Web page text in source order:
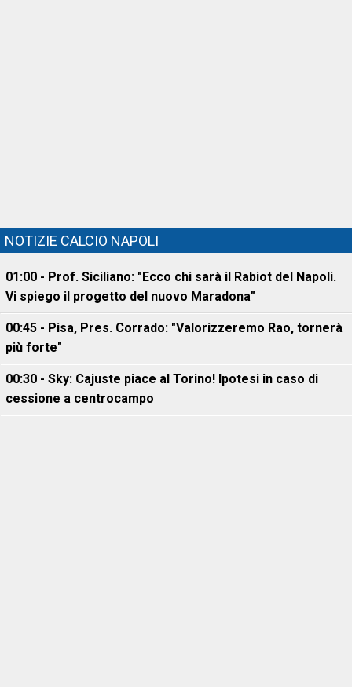
NOTIZIE CALCIO NAPOLI
01:00 - Prof. Siciliano: "Ecco chi sarà il Rabiot del Napoli.
Vi spiego il progetto del nuovo Maradona"
00:45 - Pisa, Pres. Corrado: "Valorizzeremo Rao, tornerà
più forte"
00:30 - Sky: Cajuste piace al Torino! Ipotesi in caso di
cessione a centrocampo